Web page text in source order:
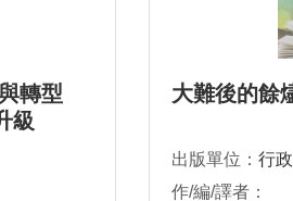
轉型
級
大難後的餘
出版單位： 行
作/編/譯者：